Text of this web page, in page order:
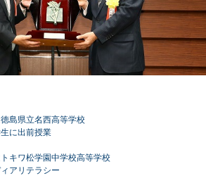
島県立名西高等学校
に出前授業
キワ松学園中学校高等学校
アリテラシー